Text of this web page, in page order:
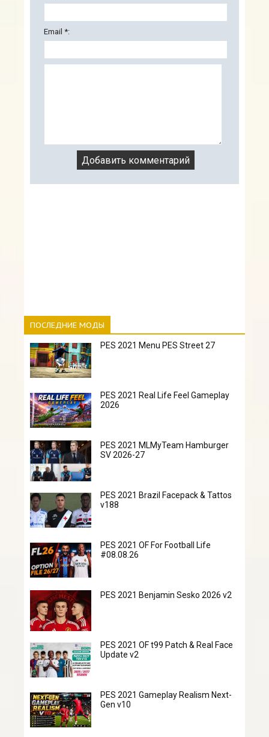
Email *:
ПОСЛЕДНИЕ МОДЫ
PES 2021 Menu PES Street 27
PES 2021 Real Life Feel Gameplay
2026
PES 2021 MLMyTeam Hamburger
SV 2026-27
PES 2021 Brazil Facepack & Tattos
v188
PES 2021 OF For Football Life
#08.08.26
PES 2021 Benjamin Sesko 2026 v2
PES 2021 OF t99 Patch & Real Face
Update v2
PES 2021 Gameplay Realism Next-
Gen v10